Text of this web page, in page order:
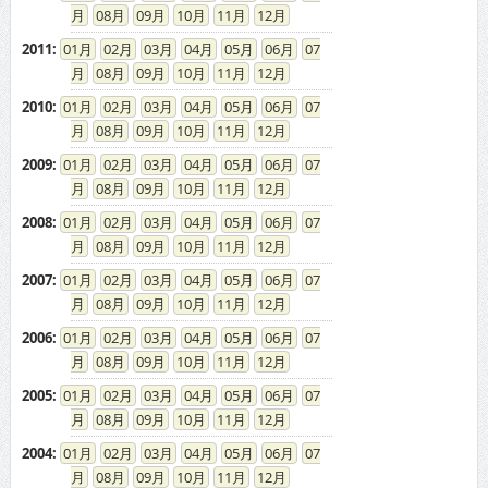
08
09 10 11
12
2011: 01 02 03 04 05 06
07
08
09 10 11
12
2010: 01 02 03 04 05 06
07
08
09 10 11
12
2009: 01 02 03 04 05 06
07
08
09 10 11
12
2008: 01 02 03 04 05 06
07
08
09 10 11
12
2007: 01 02 03 04 05 06
07
08
09 10 11
12
2006: 01 02 03 04 05 06
07
08
09 10 11
12
2005: 01 02 03 04 05 06
07
08
09 10 11
12
2004: 01 02 03 04 05 06
07
08
09 10 11
12